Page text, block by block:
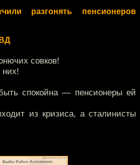
разгонять пенсионеров
совков!
спокойна — пенсионеры ей
из кризиса, а сталинисты